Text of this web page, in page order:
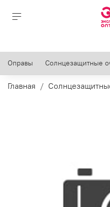
Оправы Солнцезащитные
Главная